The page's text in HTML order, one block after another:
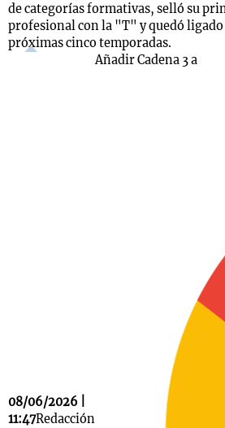
de categorías formativas, selló su
profesional con la "T" y quedó ligado
próximas cinco temporadas.
08/06/2026 |
11:47Redacción
Añadir Cadena 3 a